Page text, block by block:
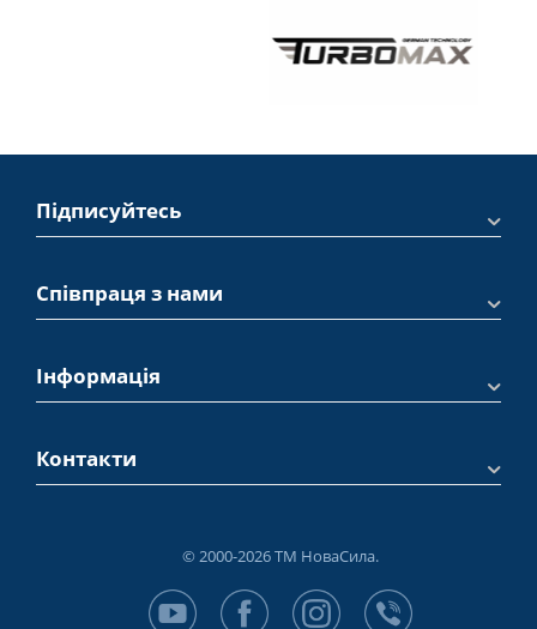
Підписуйтесь
Співпраця з нами
Інформація
Контакти
© 2000-2026 ТМ НоваСила.